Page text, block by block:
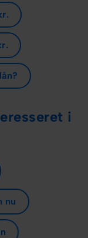
i
nu